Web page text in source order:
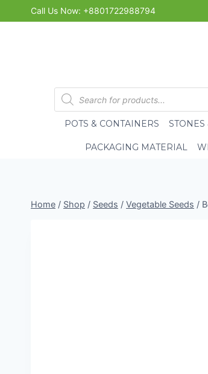
to
Call Us Now: +8801722988794
Products
search
POTS & CONTAINERS
PACKAGING MATERIAL
Home / Shop / Seeds / Vegetable Seeds /